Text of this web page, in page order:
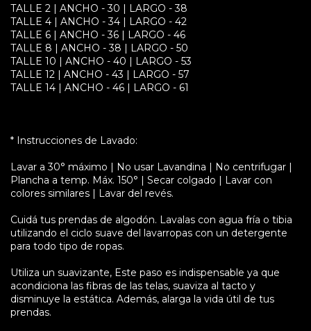
TALLE 2 | ANCHO - 30 | LARGO - 38
TALLE 4 | ANCHO - 34 | LARGO - 42
TALLE 6 | ANCHO - 36 | LARGO - 46
TALLE 8 | ANCHO - 38 | LARGO - 50
TALLE 10 | ANCHO - 40 | LARGO - 53
TALLE 12 | ANCHO - 43 | LARGO - 57
TALLE 14 | ANCHO - 46 | LARGO - 61
* Instrucciones de Lavado:
Lavar a 30° máximo | No usar Lavandina | No centrifugar |
Plancha a temp. Máx. 150° | Secar colgado | Lavar con
colores similares | Lavar del revés.
Cuidá tus prendas de algodón. Lavalas con agua fría o tibia
utilizando el ciclo suave del lavarropas con un detergente
para todo tipo de ropas.
Utiliza un suavizante, Este paso es indispensable ya que
acondiciona las fibras de las telas, suaviza al tacto y
disminuye la estática. Además, alarga la vida útil de tus
prendas.